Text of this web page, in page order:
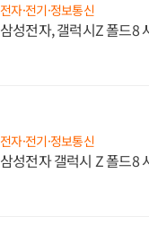
전자·전기·정보통신
삼성전자, 갤럭시Z 폴드8
전자·전기·정보통신
삼성전자 갤럭시 Z 폴드8